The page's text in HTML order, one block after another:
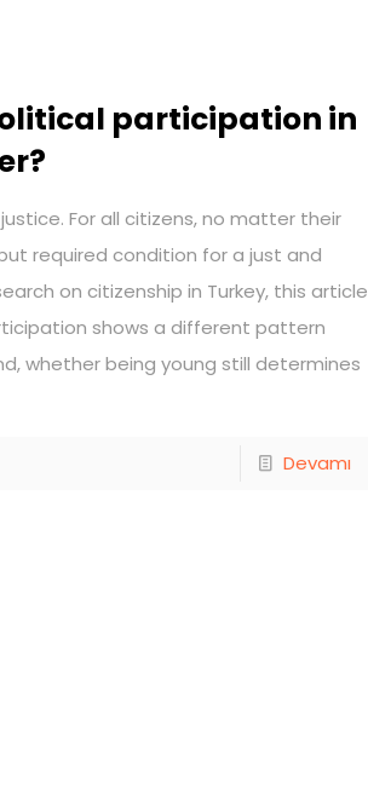
participation in
For all citizens, no matter their
required condition for a just and
on citizenship in Turkey, this article
shows a different pattern
whether being young still determines
Devamı